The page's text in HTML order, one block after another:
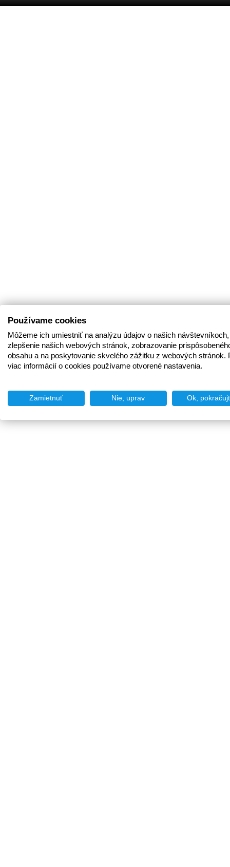
Používame cookies
Môžeme ich umiestniť na analýzu údajov o našich
zlepšenie našich webových stránok, zobrazovanie
obsahu a na poskytovanie skvelého zážitku z webových stránok.
viac informácií o cookies používame otvorené nastavenia.
Zamietnuť Nie, uprav Ok,